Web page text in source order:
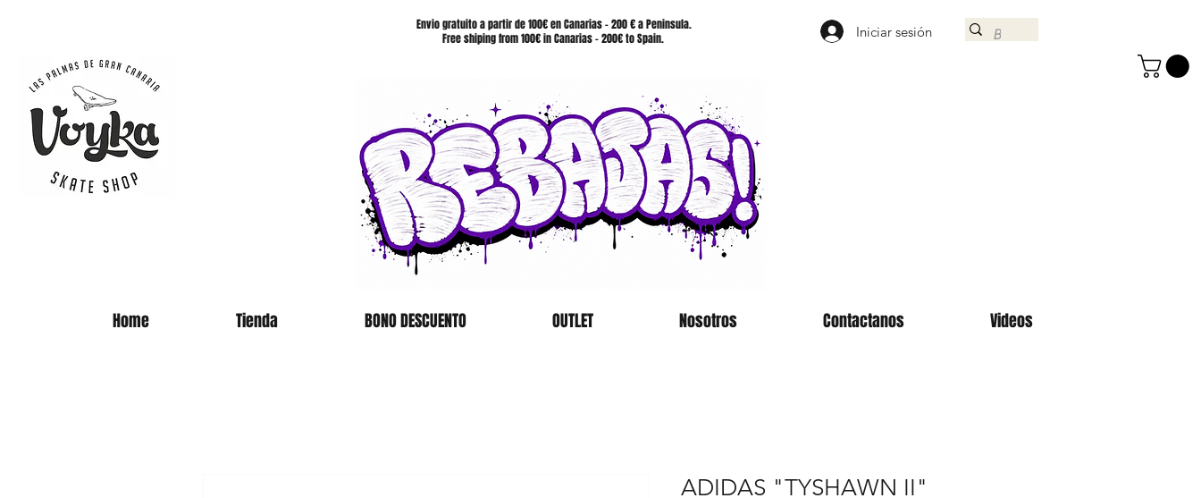
SKATE SHOPEnvio gratuito a partir de 100€ en Canarias - 200 € a Peninsula.
Free shiping from 100€ in Canarias - 200€ to Spain.
Iniciar sesión
Home Tienda BONO DESCUENTO OUTLET Nosotros Contactanos Videos
ADIDAS "TYSHAWN II"